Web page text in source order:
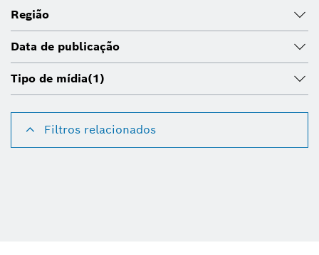
Região
Data de publicação
Tipo de mídia(1)
Filtros relacionados